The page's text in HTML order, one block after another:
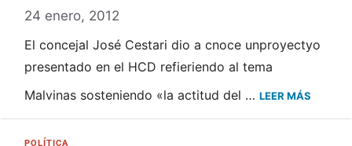
24 enero, 2012
El concejal José Cestari dio a cnoce unproyectyo
presentado en el HCD refieriendo al tema
Malvinas sosteniendo «la actitud del … LEER MÁS